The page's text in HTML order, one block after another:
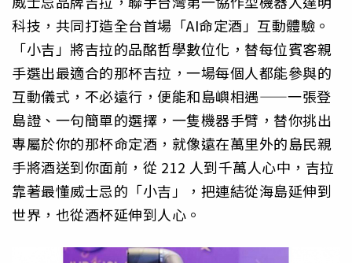
科技，共同打造全台首場「AI命定酒」互動體驗。
「小吉」將吉拉的品酩哲學數位化，替每位賓客親
手選出最適合的那杯吉拉，一場每個人都能參與的
互動儀式，不必遠行，便能和島嶼相遇——一張登
島證、一句簡單的選擇，一隻機器手臂，替你挑出
專屬於你的那杯命定酒，就像遠在萬里外的島民親
手將酒送到你面前，從 212 人到千萬人心中，吉拉
靠著最懂威士忌的「小吉」，把連結從海島延伸到
世界，也從酒杯延伸到人心。